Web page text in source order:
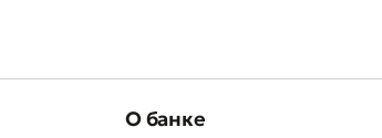
О банке